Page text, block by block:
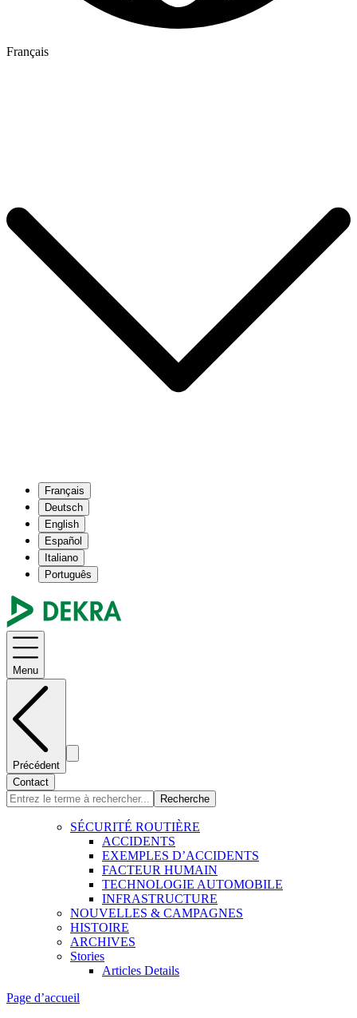
Français
Français
Deutsch
English
Español
Italiano
Português
Menu
Précédent
Contact
Recherche
SÉCURITÉ ROUTIÈRE
ACCIDENTS
EXEMPLES D’ACCIDENTS
FACTEUR HUMAIN
TECHNOLOGIE AUTOMOBILE
INFRASTRUCTURE
NOUVELLES & CAMPAGNES
HISTOIRE
ARCHIVES
Stories
Articles Details
Page d’accueil